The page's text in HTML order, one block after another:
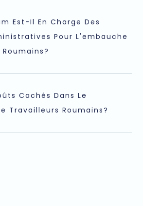
Est-Il En Charge Des
Pour L'embauche
Cachés Dans Le
Travailleurs Roumains?